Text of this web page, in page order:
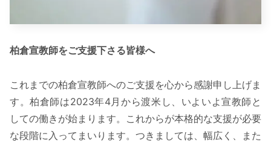
柏倉宣教師をご支援下さる皆様へ
これまでの柏倉宣教師へのご支援を心から感謝申し上げま
す。柏倉師は2023年4月から渡米し、いよいよ宣教師と
しての働きが始まります。これからが本格的な支援が必要
な段階に入ってまいります。つきましては、幅広く、また